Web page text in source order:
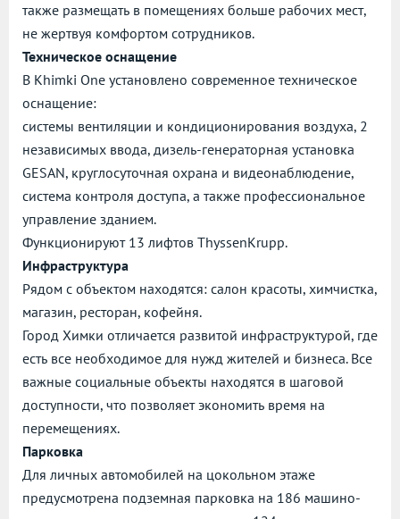
также размещать в помещениях больше рабочих мест,
не жертвуя комфортом сотрудников.
Техническое оснащение
В Khimki One установлено современное техническое
оснащение:
системы вентиляции и кондиционирования воздуха, 2
независимых ввода, дизель-генераторная установка
GESAN, круглосуточная охрана и видеонаблюдение,
система контроля доступа, а также профессиональное
управление зданием.
Функционируют 13 лифтов ThyssenKrupp.
Инфраструктура
Рядом с объектом находятся: салон красоты, химчистка,
магазин, ресторан, кофейня.
Город Химки отличается развитой инфраструктурой, где
есть все необходимое для нужд жителей и бизнеса. Все
важные социальные объекты находятся в шаговой
доступности, что позволяет экономить время на
перемещениях.
Парковка
Для личных автомобилей на цокольном этаже
предусмотрена подземная парковка на 186 машино-